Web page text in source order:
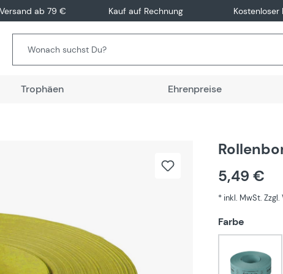
ab 79 € Kauf auf Rechnung Kostenloser
Trophäen Ehrenpreise
5,49 €
* inkl. MwSt.
Farbe